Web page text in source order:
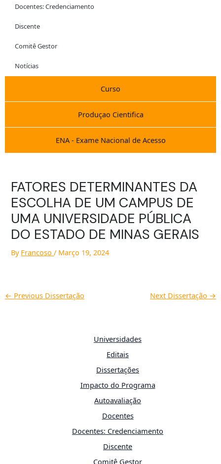
Curso
Produçao Cientifica
ENA - Exame Nacional de Acesso
Docentes: Credenciamento
Discente
Comitê Gestor
Notícias
FATORES DETERMINANTES DA
ESCOLHA DE UM CAMPUS DE
UMA UNIVERSIDADE PÚBLICA
DO ESTADO DE MINAS GERAIS
By Francoso/ Março 19, 2024
← Previous Dissertação Next Dissertação →
Universidades
Editais
Dissertações
Impacto do Programa
Autoavaliação
Docentes
Docentes: Credenciamento
Discente
Comitê Gestor